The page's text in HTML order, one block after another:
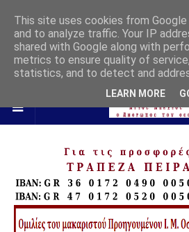
This site uses cookies from
and to analyze traffic. Your IP
shared with Google along with
metrics to ensure quality of
statistics, and to detect and
LEARN MORE